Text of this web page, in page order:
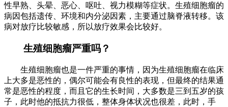
性早熟、头晕、恶心、呕吐、视力模糊等症状。生殖细胞瘤的
病因包括遗传、环境和内分泌因素，主要通过脑脊液转移。该
病对放疗比较敏感，所以放疗效果会比较好。
生殖细胞瘤严重吗？
生殖细胞瘤也是一件严重的事情，因为生殖细胞瘤在临床
上大多是恶性的，偶尔可能会有良性的表现，但最终的结果通
常是恶性的程度，而且它的生长时间，大多数是三到五岁的孩
子，此时他的抵抗力很低，整体身体状况也很差，此时，手